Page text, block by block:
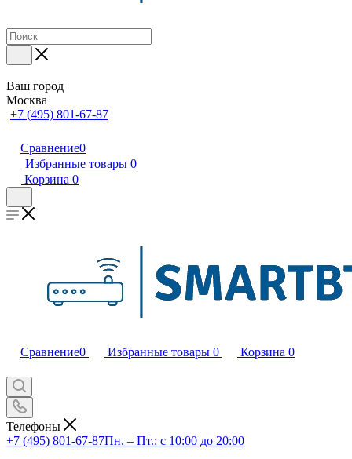
Ваш город
Москва
+7 (495) 801-67-87
Сравнение0
Избранные товары 0
Корзина 0
Сравнение0 Избранные товары 0 Корзина 0
Телефоны
+7 (495) 801-67-87Пн. – Пт.: с 10:00 до 20:00